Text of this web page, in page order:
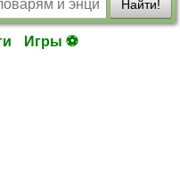
Найти!
Игры ⚽